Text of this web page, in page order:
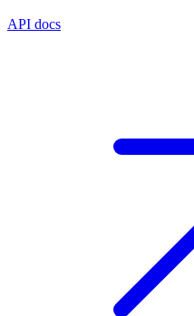
API docs